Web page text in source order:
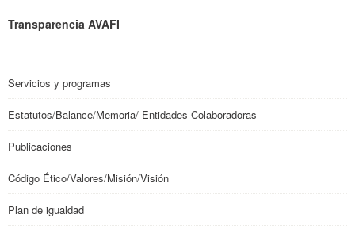
Transparencia AVAFI
Servicios y programas
Estatutos/Balance/Memoria/ Entidades Colaboradoras
Publicaciones
Código Ético/Valores/Misión/Visión
Plan de igualdad